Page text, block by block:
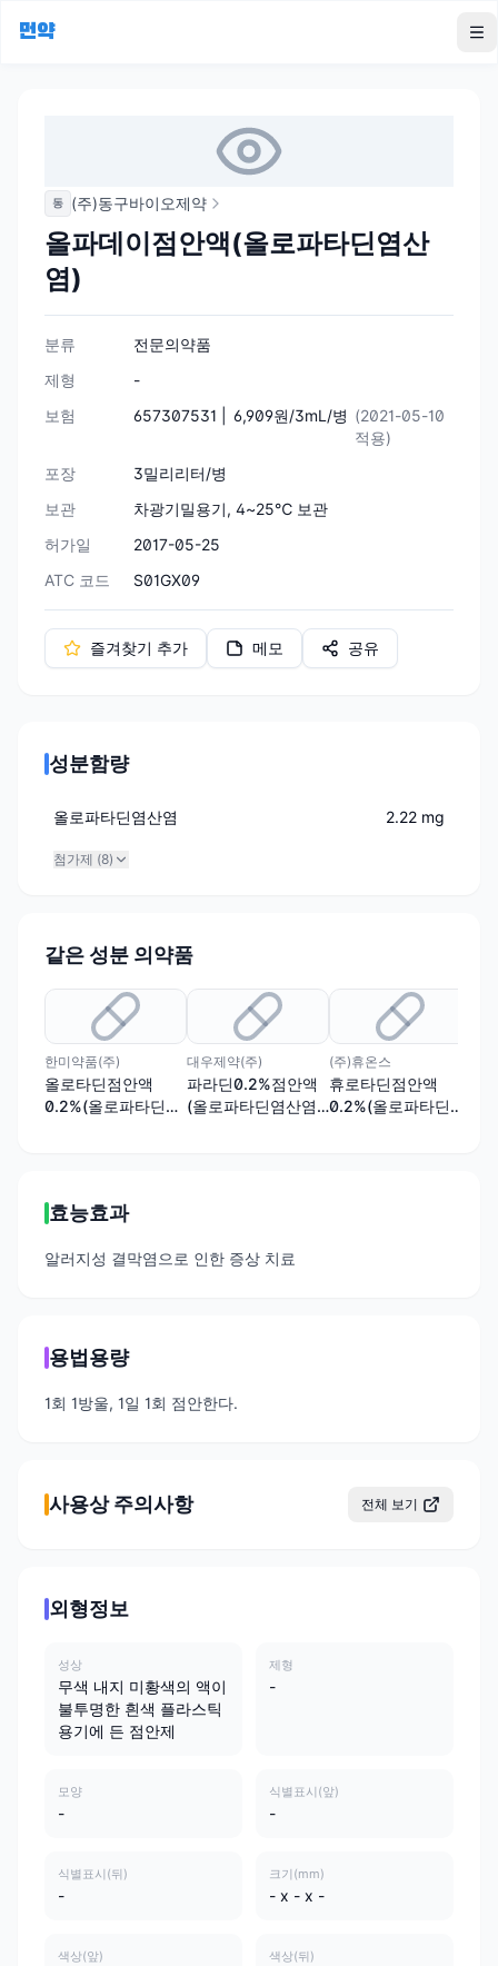
먼약
동 (주)동구바이오제약
올파데이점안액(올로파타딘염산
염)
분류
전문의약품
제형
-
보험
657307531 | 6,909원/3mL/병 (2021-05-10
적용)
포장
3밀리리터/병
보관
차광기밀용기, 4~25℃ 보관
허가일
2017-05-25
ATC 코드
S01GX09
즐겨찾기 추가 메모 공유
성분함량
올로파타딘염산염 2.22 mg
첨가제 (8)
같은 성분 의약품
한미약품(주)
올로타딘점안액
0.2%(올로파타딘염
대우제약(주)
파라딘0.2%점안액
(올로파타딘염산염)
(주)휴온스
휴로타딘점안액
0.2%(올로파타딘염
효능효과
알러지성 결막염으로 인한 증상 치료
용법용량
1회 1방울, 1일 1회 점안한다.
사용상 주의사항 전체 보기
외형정보
성상
무색 내지 미황색의 액이
불투명한 흰색 플라스틱
용기에 든 점안제
제형
-
모양
-
식별표시(앞)
-
식별표시(뒤)
-
크기(mm)
- x - x -
색상(앞) 색상(뒤)